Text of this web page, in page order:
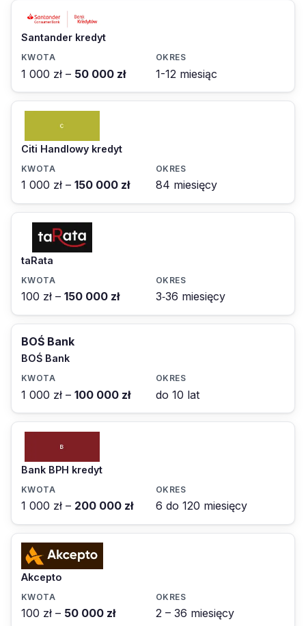
Santander kredyt
1 000 zł – 50 000 zł 1-12 miesiąc
Citi Handlowy kredyt
1 000 zł – 150 000 zł 84 miesięcy
taRata
100 zł – 150 000 zł 3‑36 miesięcy
BOŚ Bank
BOŚ Bank
1 000 zł – 100 000 zł do 10 lat
Bank BPH kredyt
1 000 zł – 200 000 zł 6 do 120 miesięcy
Akcepto
100 zł – 50 000 zł 2 – 36 miesięcy